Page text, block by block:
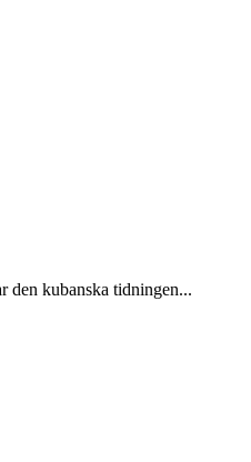
den kubanska tidningen...